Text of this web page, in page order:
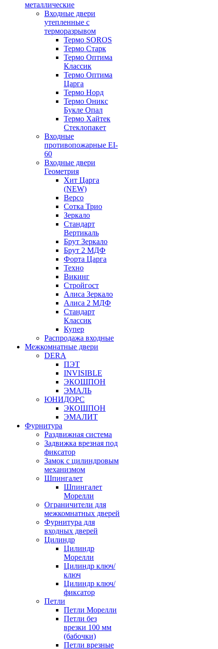
металлические
Входные двери
утепленные с
терморазрывом
Термо SOROS
Термо Старк
Термо Оптима
Классик
Термо Оптима
Царга
Термо Норд
Термо Оникс
Букле Опал
Термо Хайтек
Стеклопакет
Входные
противопожарные EI-
60
Входные двери
Геометрия
Хит Царга
(NEW)
Версо
Сотка Трио
Зеркало
Стандарт
Вертикаль
Брут Зеркало
Брут 2 МДФ
Форта Царга
Техно
Викинг
Стройгост
Алиса Зеркало
Алиса 2 МДФ
Стандарт
Классик
Купер
Распродажа входные
Межкомнатные двери
DERA
ПЭТ
INVISIBLE
ЭКОШПОН
ЭМАЛЬ
ЮНИДОРС
ЭКОШПОН
ЭМАЛИТ
Фурнитура
Раздвижная система
Задвижка врезная под
фиксатор
Замок с цилиндровым
механизмом
Шпингалет
Шпингалет
Морелли
Ограничители для
межкомнатных дверей
Фурнитура для
входных дверей
Цилиндр
Цилиндр
Морелли
Цилиндр ключ/
ключ
Цилиндр ключ/
фиксатор
Петли
Петли Морелли
Петли без
врезки 100 мм
(бабочки)
Петли врезные